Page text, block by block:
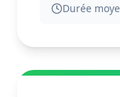
Durée